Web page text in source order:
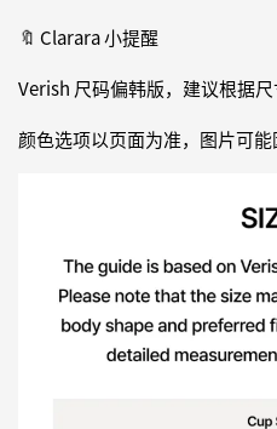
🔖 Clarara 小提醒
Verish 尺码偏韩版，建议根据
颜色选项以页面为准，图片可能